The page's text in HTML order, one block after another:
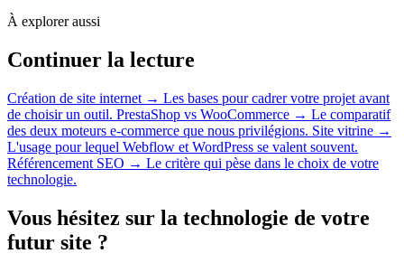
À explorer aussi
Continuer la lecture
Création de site internet → Les bases pour cadrer votre projet avant
de choisir un outil. PrestaShop vs WooCommerce → Le comparatif
des deux moteurs e-commerce que nous privilégions. Site vitrine →
L'usage pour lequel Webflow et WordPress se valent souvent.
Référencement SEO → Le critère qui pèse dans le choix de votre
technologie.
Vous hésitez sur la technologie de votre
futur site ?